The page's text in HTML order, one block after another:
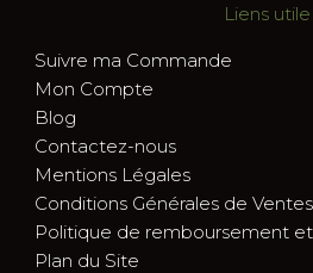
Liens utile
Suivre ma Commande
Mon Compte
Blog
Contactez-nous
Mentions Légales
Conditions Générales de Ventes
Politique de remboursement
Plan du Site